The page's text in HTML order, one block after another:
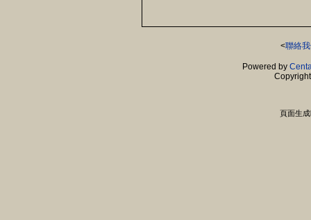
<聯絡
Powered by
頁面生